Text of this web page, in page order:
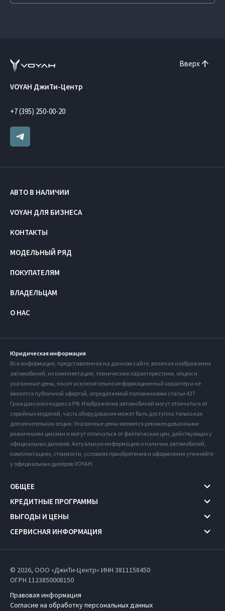
Вверх
VOYAH ДжиТи-Центр
+7 (395) 250-00-20
АВТО В НАЛИЧИИ
VOYAH ДЛЯ БИЗНЕСА
КОНТАКТЫ
МОДЕЛЬНЫЙ РЯД
ПОКУПАТЕЛЯМ
ВЛАДЕЛЬЦАМ
О НАС
Юридическая информация
Вся информация, представленная на данном сайте, включая изображения
автомобилей, их комплектации, технические характеристики, опции и
указанные цены, носит исключительно информационный характер и не
является публичной офертой, определяемой положениями статьи 437
Гражданского кодекса РФ. Изображения автомобилей могут отличаться от
серийных моделей, часть оборудования может быть доступна только как
дополнительная опция. Указанные цены являются рекомендованными
розничными ценами и могут отличаться от фактических цен, действующих у
официальных дилеров. Актуальную информацию о наличии автомобилей,
комплектациях, стоимости, условиях приобретения и оформления уточняйте
у официальных дилеров VOYAH.
ОБЩЕЕ
КРЕДИТНЫЕ ПРОГРАММЫ
ВЫГОДЫ И ЦЕНЫ
СЕРВИСНАЯ ИНФОРМАЦИЯ
© 2026, ООО «ДжиТи-Центр» ИНН 3811158450
ОГРН 1123850008150
Правовая информация
Согласие на обработку персональных данных